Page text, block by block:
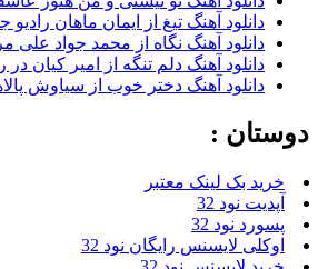
دانلود آهنگ تیغ از ایمان ماهان رادیو
دانلود آهنگ نگاه از محمد جواد علی
دانلود آهنگ دلم تنگه از امیر کیان در
دانلود آهنگ دختر خوب از سیاوش
دوستان :
خرید بک لینک معتبر
آپدیت نود 32
پسورد نود 32
اوکلی لایسنس رایگان نود 32